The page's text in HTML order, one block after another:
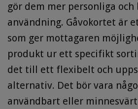
gör dem mer personliga och
användning. Gåvokortet är
som ger mottagaren
produkt ur ett specifikt
det till ett flexibelt och
alternativ. Det bör vara
användbart eller